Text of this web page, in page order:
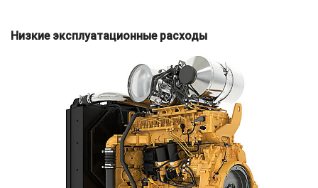
Низкие эксплуатационные расходы